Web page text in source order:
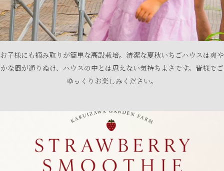
お子様にも摘み取りが簡単な高設栽培。清潔な夏秋いちごハウスは爽や
かな風が通りぬけ、ハウスの中とは思えない気持ちよさです。皆様でご
ゆっくりお楽しみください。